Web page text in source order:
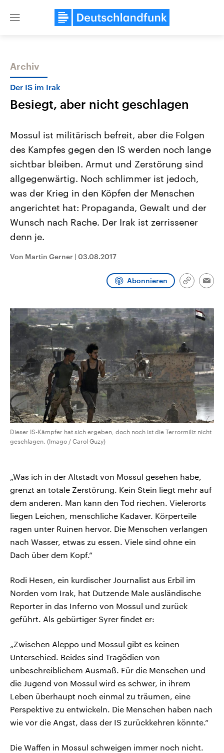
Close
Themen
Landtagswahl Sachsen-Anhalt
2026
Alle Informationen
Sachsen-Anhalt wählt am 6.
September 2026 einen neuen
Landtag. Seit 2021 wird das
Bundesland von einer Koalition aus
Umfragen, Prognosen,
und Hintergründe zu den Parteien
und Kandidaten der anstehenden
Aktuelle Beiträge,
Hintergründe
Wirtschaftlich und
gehören die Vereinigten
den mächtigsten Ländern
mit großem Einfluss auf
Sendungen Programm
Archiv
Der IS im Irak
Besiegt, aber nicht geschlagen
Mossul ist militärisch befreit, aber die Folgen
des Kampfes gegen den IS werden noch lange
sichtbar bleiben. Armut und Zerstörung sind
allgegenwärtig. Noch schlimmer ist jedoch,
was der Krieg in den Köpfen der Menschen
angerichtet hat: Propaganda, Gewalt und der
Wunsch nach Rache. Der Irak ist zerrissener
denn je.
Von Martin Gerner | 03.08.2017
Abonnieren
Link
Dieser IS-Kämpfer hat sich ergeben, doch noch ist die Terrormiliz nicht
geschlagen. (Imago / Carol Guzy)
„Was ich in der Altstadt von Mossul gesehen habe,
grenzt an totale Zerstörung. Kein Stein liegt mehr auf
dem anderen. Man kann den Tod riechen. Vielerorts
liegen Leichen, menschliche Kadaver. Körperteile
ragen unter Ruinen hervor. Die Menschen verlangen
nach Wasser, etwas zu essen. Viele sind ohne ein
Dach über dem Kopf.“
Rodi Hesen, ein kurdischer Journalist aus Erbil im
Norden vom Irak, hat Dutzende Male ausländische
Reporter in das Inferno von Mossul und zurück
geführt. Als gebürtiger Syrer findet er:
„Zwischen Aleppo und Mossul gibt es keinen
Unterschied. Beides sind Tragödien von
unbeschreiblichem Ausmaß. Für die Menschen und
die Jugend von Mossul wird es schwer, in ihrem
Leben überhaupt noch einmal zu träumen, eine
Perspektive zu entwickeln. Die Menschen haben nach
wie vor die Angst, dass der IS zurückkehren könnte.“
Die Waffen in Mossul schweigen immer noch nicht.